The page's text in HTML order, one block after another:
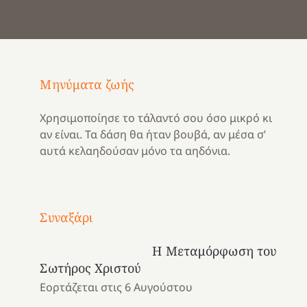
Μηνύματα ζωής
Χρησιμοποίησε το τάλαντό σου όσο μικρό κι
αν είναι. Τα δάση θα ήταν βουβά, αν μέσα σ’
αυτά κελαηδούσαν μόνο τα αηδόνια.
Συναξάρι
Η Μεταμόρφωση του
Σωτήρος Χριστού
Εορτάζεται στις 6 Αυγούστου
Μια
ένα
καλοκαίρι
και
Νοσοκομείο
“Ερυθρός
Κατασκηνωτικές
το
Ελληνικό